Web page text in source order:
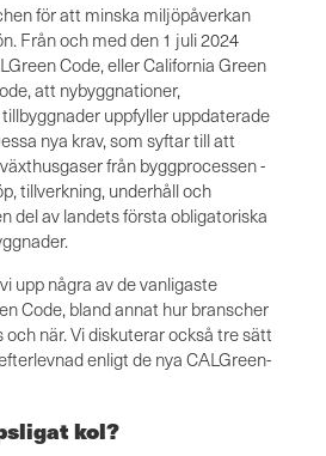
för att minska miljöpåverkan
Från och med den 1 juli 2024
Code, eller California Green
att nybyggnationer,
uppfyller uppdaterade
nya krav, som syftar till att
från byggprocessen -
tillverkning, underhåll och
del av landets första obligatoriska
upp några av de vanligaste
Code, bland annat hur branscher
när. Vi diskuterar också tre sätt
enligt de nya CALGreen-
kol?